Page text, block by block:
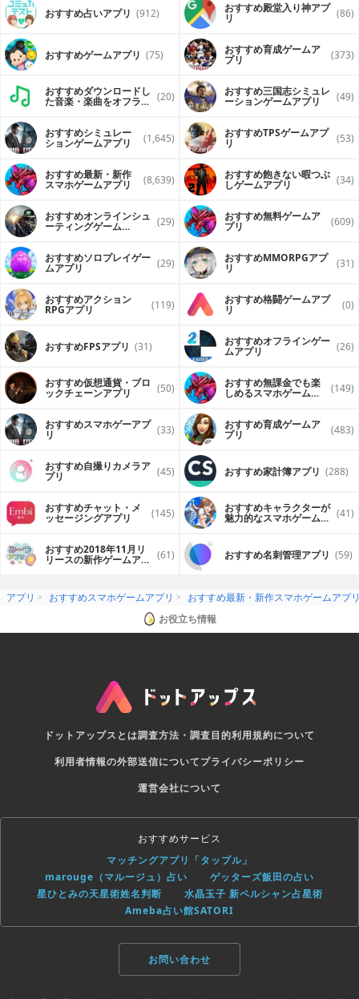
おすすめ占いアプリ (912) おすすめ殿堂入り神アプ
リ (86)
おすすめゲームアプリ (75) おすすめ育成ゲームア
プリ (373)
おすすめダウンロードし
た音楽・楽曲をオフライ (20) おすすめ三国志シミュレ
ーションゲームアプリ (49)
おすすめシミュレー
ションゲームアプリ (1,645) おすすめTPSゲームアプ
リ (53)
おすすめ最新・新作
スマホゲームアプリ (8,639) おすすめ飽きない暇つぶ
しゲームアプリ (34)
おすすめオンラインシュ
ーティングゲーム (29) おすすめ無料ゲームア
プリ (609)
おすすめソロプレイゲー
ムアプリ (29) おすすめ MMORPGアプ
リ (31)
おすすめアクション
RPGアプリ (119) おすすめ格闘ゲームアプ
リ (0)
おすすめFPSアプリ (31) おすすめオフラインゲー
ムアプリ (26)
おすすめ仮想通貨・ブロ
ックチェーンアプリ (50) おすすめ無課金でも楽
しめるスマホゲームア (149)
おすすめスマホゲーアプ
リ (33) おすすめ育成ゲームア
プリ (483)
おすすめ自撮りカメラア
プリ (45) おすすめ家計簿アプリ (288)
おすすめチャット・メ
ッセージングアプリ (145) おすすめキャラクターが
魅力的なスマホゲームア (41)
おすすめ2018年11月リ
リースの新作ゲームアプ (61) おすすめ名刺管理アプリ (59)
アプリ おすすめスマホゲームアプリ
おすすめ最新・新作スマホゲームアプ
お役立ち情報
ドットアップスとは調査方法・調査目的利用規約について
利用者情報の外部送信についてプライバシーポリシー
運営会社について
おすすめサービス
マッチングアプリ「タップル」
marouge（マルージュ）占い
ゲッターズ飯田の占い
星ひとみの天星術姓名判断
水晶玉子 新ペルシャン占星術
Ameba占い館SATORI
お問い合わせ